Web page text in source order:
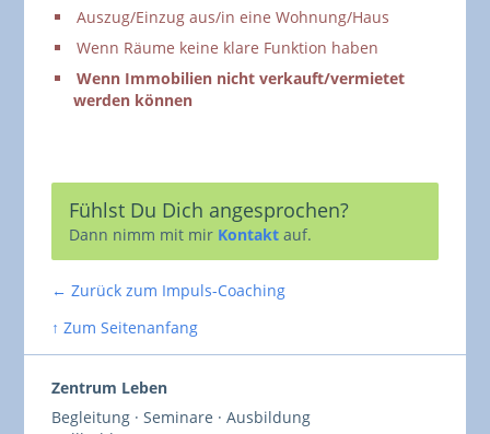
Auszug/Einzug aus/in eine Wohnung/Haus
Wenn Räume keine klare Funktion haben
Wenn Immobilien nicht verkauft/vermietet
werden können
Fühlst Du Dich angesprochen?
Dann nimm mit mir Kontaktauf.
← Zurück zum Impuls-Coaching
↑ Zum Seitenanfang
Zentrum Leben
Begleitung · Seminare · Ausbildung